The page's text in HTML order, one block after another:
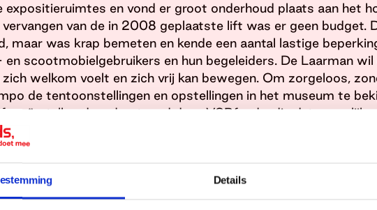
Details
expositieruimtes en vond er groot onderhoud plaats aan het
van de in 2008 geplaatste lift was er geen budget.
maar was krap bemeten en kende een aantal lastige
scootmobielgebruikers en hun begeleiders. De Laarman wil
zich welkom voelt en zich vrij kan bewegen. Om zorgeloos,
de tentoonstellingen en opstellingen in het museum te
geïnstalleerd, ondersteund door VSBfonds, die dat mogelijk
voorjaar op feestelijke wijze geopend!
Art Castle (Amsterdam, Noord-Holland)